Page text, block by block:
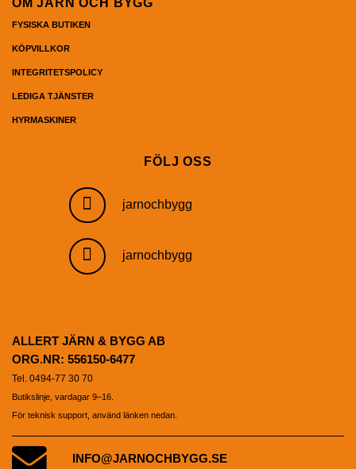
FYSISKA BUTIKEN
KÖPVILLKOR
INTEGRITETSPOLICY
LEDIGA TJÄNSTER
HYRMASKINER
FÖLJ OSS
jarnochbygg
jarnochbygg
ALLERT JÄRN & BYGG AB
ORG.NR: 556150-6477
Tel. 0494-77 30 70
Butikslinje, vardagar 9–16.
För teknisk support, använd länken nedan.
INFO@JARNOCHBYGG.SE